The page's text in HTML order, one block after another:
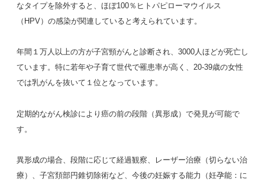
なタイプを除外すると、ほぼ100％ヒトパピローマウイルス
（HPV）の感染が関連していると考えられています。
年間１万人以上の方が子宮頸がんと診断され、3000人ほどが死亡し
ています。特に若年や子育て世代で罹患率が高く、20-39歳の女性
では乳がんを抜いて１位となっています。
定期的ながん検診により癌の前の段階（異形成）で発見が可能で
す。
異形成の場合、段階に応じて経過観察、レーザー治療（切らない治
療）、子宮頚部円錐切除術など、今後の妊娠する能力（妊孕能：に